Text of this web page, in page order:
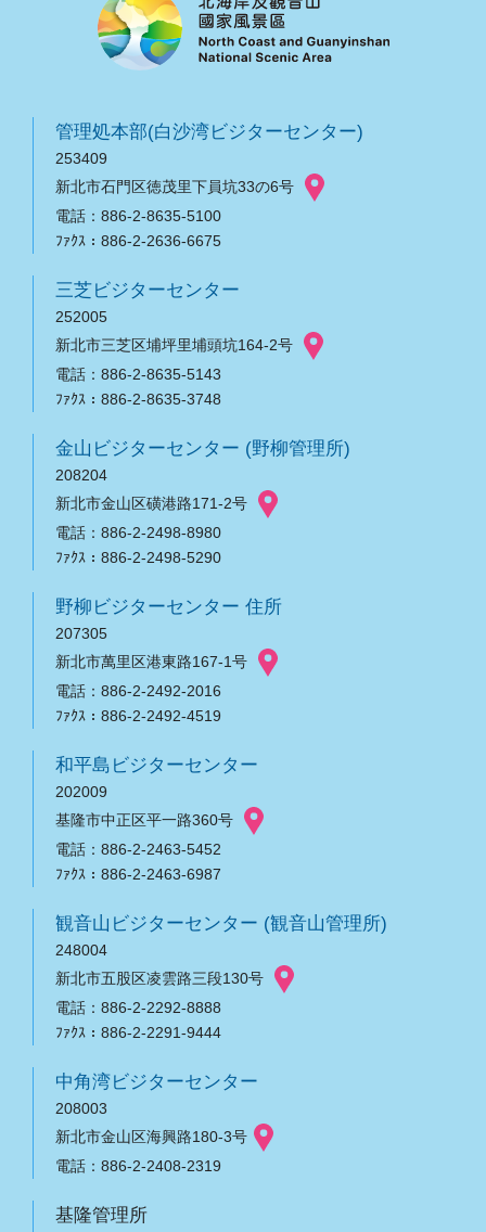
管理処本部(白沙湾ビジターセンター)
253409
新北市石門区徳茂里下員坑33の6号
電話：886-2-8635-5100
ﾌｧｸｽ：886-2-2636-6675
三芝ビジターセンター
252005
新北市三芝区埔坪里埔頭坑164-2号
電話：886-2-8635-5143
ﾌｧｸｽ：886-2-8635-3748
金山ビジターセンター (野柳管理所)
208204
新北市金山区磺港路171-2号
電話：886-2-2498-8980
ﾌｧｸｽ：886-2-2498-5290
野柳ビジターセンター 住所
207305
新北市萬里区港東路167-1号
電話：886-2-2492-2016
ﾌｧｸｽ：886-2-2492-4519
和平島ビジターセンター
202009
基隆市中正区平一路360号
電話：886-2-2463-5452
ﾌｧｸｽ：886-2-2463-6987
観音山ビジターセンター (観音山管理所)
248004
新北市五股区凌雲路三段130号
電話：886-2-2292-8888
ﾌｧｸｽ：886-2-2291-9444
中角湾ビジターセンター
208003
新北市金山区海興路180-3号
電話：886-2-2408-2319
基隆管理所